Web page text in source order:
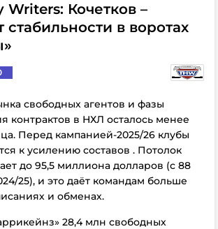
Writers: Кочетков –
в воротах
свободных агентов и фазы
контрактов в НХЛ осталось менее
Перед кампанией-2025/26 клубы
к усилению составов . Потолок
до 95,5 миллиона долларов (с 88
25), и это даёт командам больше
и обменах.
28,4 млн свободных